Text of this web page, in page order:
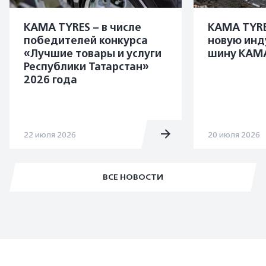
ВСЕ НОВОСТИ
KAMA TYRES – в числе
победителей конкурса
«Лучшие товары и услуги
Республики Татарстан»
2026 года
22 июля 2026
KAMA
новую
шину
20 июля 2026